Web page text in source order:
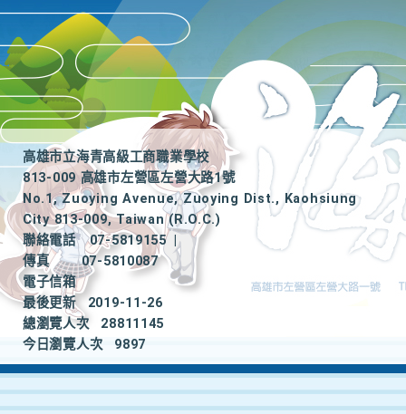
高雄市立海青高級工商職業學校
813-009 高雄市左營區左營大路1號
No.1, Zuoying Avenue, Zuoying Dist., Kaohsiung
City 813-009, Taiwan (R.O.C.)
聯絡電話
07-5819155
|
傳真
07-5810087
電子信箱
最後更新
2019-11-26
總瀏覽人次
28811145
今日瀏覽人次
9897